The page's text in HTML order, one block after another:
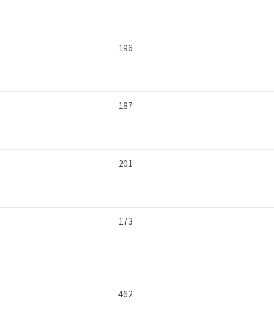
196
187
201
173
462